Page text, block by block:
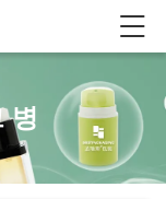
병